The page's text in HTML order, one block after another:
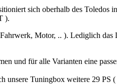
sich oberhalb des Toledos
).
Motor, .. ). Lediglich
und für alle Varianten eine
unsere Tuningbox weitere 29 PS